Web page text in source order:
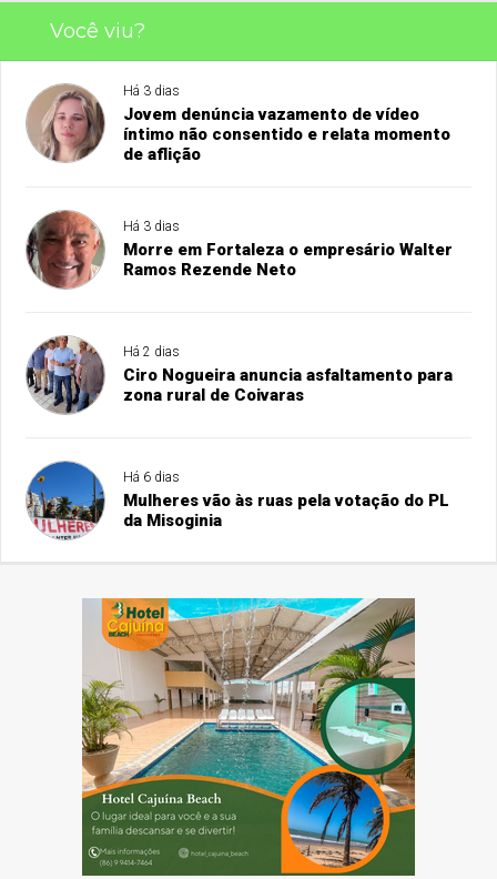
Você viu?
Há 3 dias
Jovem denúncia vazamento de vídeo
íntimo não consentido e relata momento
de aflição
Há 3 dias
Morre em Fortaleza o empresário Walter
Ramos Rezende Neto
Há 2 dias
Ciro Nogueira anuncia asfaltamento para
zona rural de Coivaras
Há 6 dias
Mulheres vão às ruas pela votação do PL
da Misoginia